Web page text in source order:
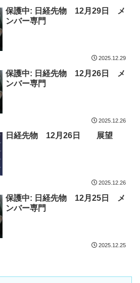
保護中: 日経先物 12月29日 メ
ンバー専門
2025.12.29
保護中: 日経先物 12月26日 メ
ンバー専門
2025.12.26
日経先物 12月26日 展望
2025.12.26
保護中: 日経先物 12月25日 メ
ンバー専門
2025.12.25